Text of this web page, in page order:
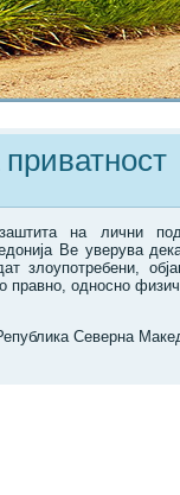
на лични
Ве уверува
злоупотребени,
правно, односно
Северна